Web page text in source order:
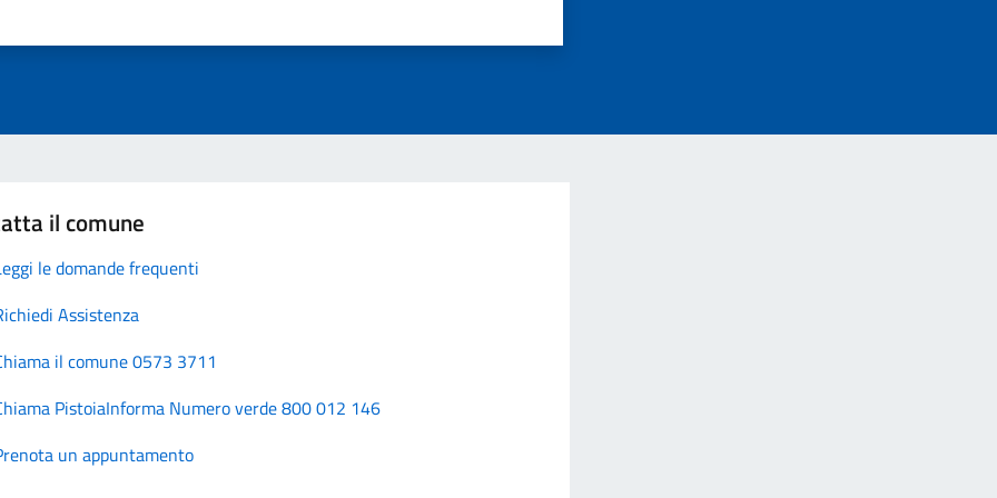
il comune
le domande frequenti
Assistenza
il comune 0573 3711
PistoiaInforma Numero verde 800 012 146
un appuntamento